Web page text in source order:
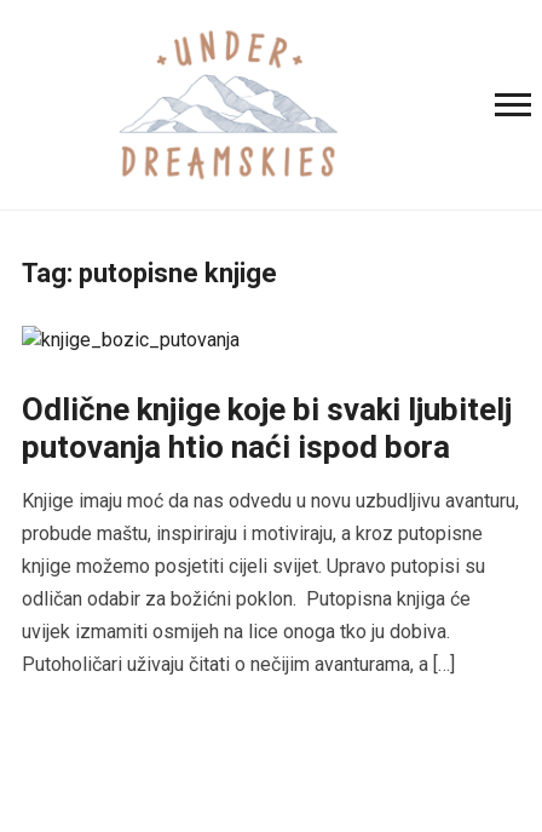
Tag: putopisne knjige
Odlične knjige koje bi svaki ljubitelj
putovanja htio naći ispod bora
Knjige imaju moć da nas odvedu u novu uzbudljivu avanturu,
probude maštu, inspiriraju i motiviraju, a kroz putopisne
knjige možemo posjetiti cijeli svijet. Upravo putopisi su
odličan odabir za božićni poklon. Putopisna knjiga će
uvijek izmamiti osmijeh na lice onoga tko ju dobiva.
Putoholičari uživaju čitati o nečijim avanturama, a […]